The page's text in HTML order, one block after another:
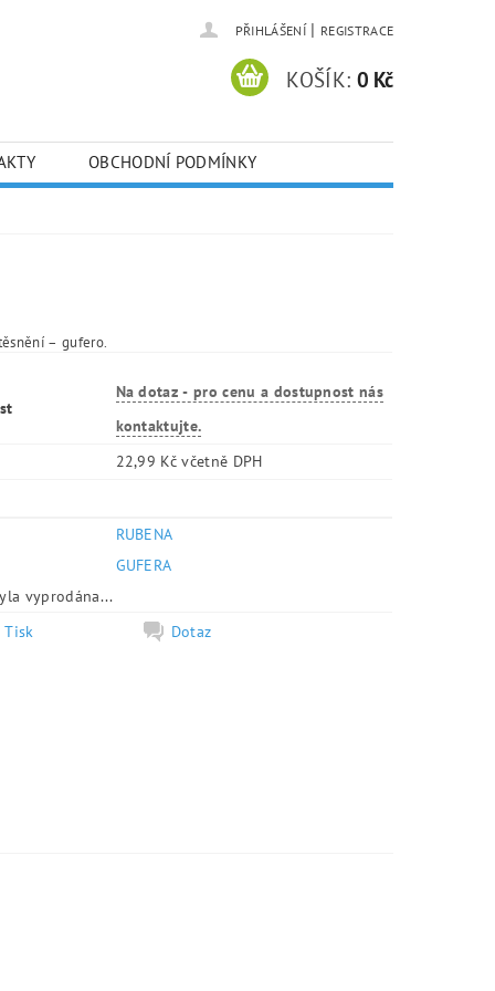
PŘIHLÁŠENÍ | REGISTRACE
KOŠÍK: 0 Kč
OBCHODNÍ PODMÍNKY
– gufero.
Na dotaz - pro cenu a dostupnost nás
kontaktujte.
22,99 Kč včetně DPH
RUBENA
GUFERA
vyprodána...
Tisk
Dotaz